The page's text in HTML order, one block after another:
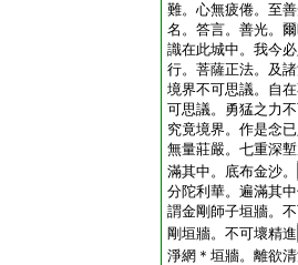
難。心無疲倦。至
名。答言。善光。
識在此城中。我今
行。菩薩正法。及
境界不可思議。自
可思議。勇猛之力
究竟境界。作是念
無量莊嚴。七重深
滿其中。底布金沙。
分陀利華。遍滿其
謂金剛師子垣牆。
剛垣牆。不可壞精進
淨網＊垣牆。離欲